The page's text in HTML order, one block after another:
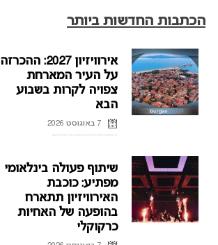
הכתבות החדשות ביותר
אירוויזיון 2027: ההכרזה
על העיר המארחת
צפויה לקרות בשבוע
הבא
7 באוגוסט 2026
שיתוף פעולה בינלאומי
מפתיע: כוכבת
האירוויזיון תתארח
בהופעה של האחיות
כרקוקלי